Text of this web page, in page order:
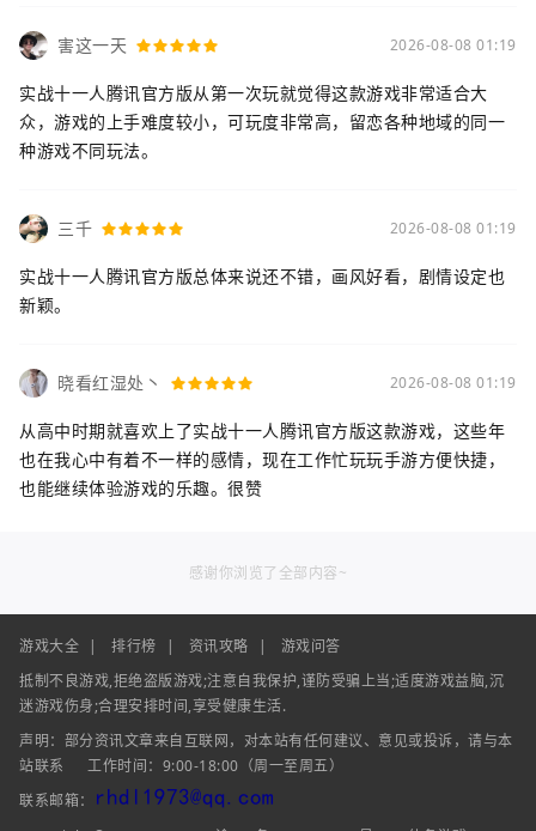
害这一天 2026-08-08 01:19
实战十一人腾讯官方版从第一次玩就觉得这款游戏非常适合大
众，游戏的上手难度较小，可玩度非常高，留恋各种地域的同一
种游戏不同玩法。
三千 2026-08-08 01:19
实战十一人腾讯官方版总体来说还不错，画风好看，剧情设定也
新颖。
晓看红湿处丶 2026-08-08 01:19
从高中时期就喜欢上了实战十一人腾讯官方版这款游戏，这些年
也在我心中有着不一样的感情，现在工作忙玩玩手游方便快捷，
也能继续体验游戏的乐趣。很赞
感谢你浏览了全部内容~
游戏大全 | 排行榜 | 资讯攻略 |
游戏问答
抵制不良游戏,拒绝盗版游戏;注意自我保护,谨防受骗上当;适度游戏益脑,沉
迷游戏伤身;合理安排时间,享受健康生活.
声明：部分资讯文章来自互联网，对本站有任何建议、意见或投诉，请与本
站联系
工作时间：9:00-18:00（周一至周五）
联系邮箱：